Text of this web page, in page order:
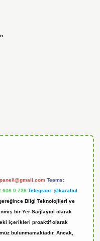
Teams:
606 0 726 Telegram: @karabul
Bilgi Teknolojileri ve
bir Yer Sağlayıcı olarak
içerikleri proaktif olarak
bulunmamaktadır. Ancak,